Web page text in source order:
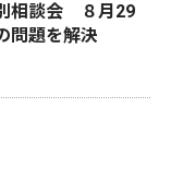
相談会 ８月29
問題を解決